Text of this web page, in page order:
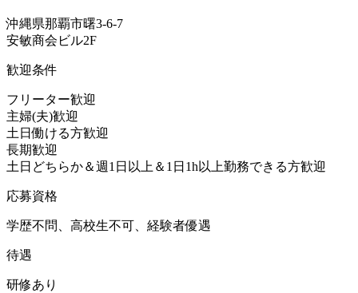
沖縄県那覇市曙3-6-7
安敏商会ビル2F
歓迎条件
フリーター歓迎
主婦(夫)歓迎
土日働ける方歓迎
長期歓迎
土日どちらか＆週1日以上＆1日1h以上勤務できる方歓迎
応募資格
学歴不問、高校生不可、経験者優遇
待遇
研修あり